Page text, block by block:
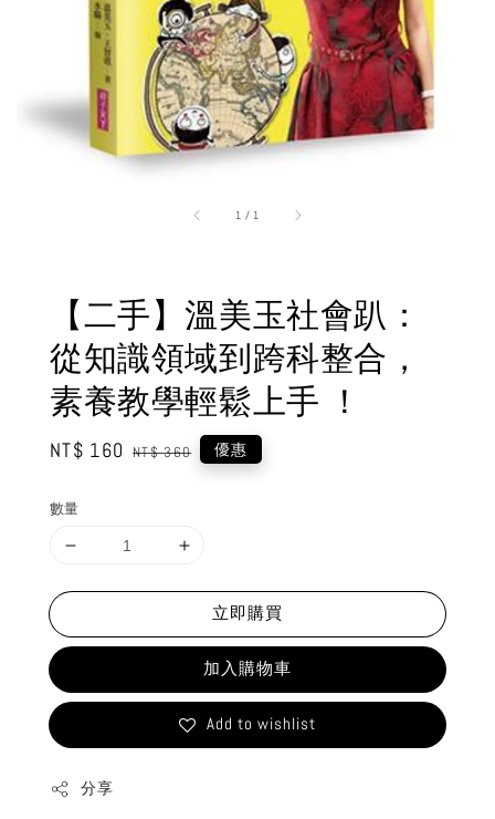
1 / 1
【二手】溫美玉社會趴：
從知識領域到跨科整合，
素養教學輕鬆上手 ！
Sale
NT$ 160 Regular
NT$ 360 優惠
數量
立即購買
加入購物車
Add to wishlist
分享